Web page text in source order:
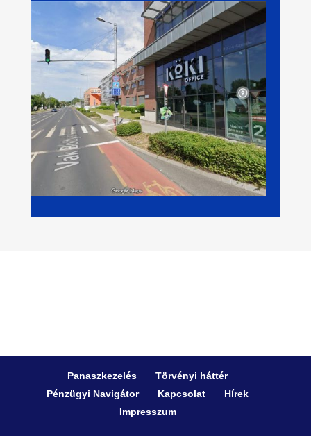
Panaszkezelés
Törvényi háttér
Pénzügyi Navigátor
Kapcsolat
Hírek
Impresszum